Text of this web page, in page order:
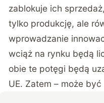
zablokuje ich
tylko produkcję, ale
wprowadzanie
wciąż na rynku będą
obie te potęgi będą
UE. Zatem – może